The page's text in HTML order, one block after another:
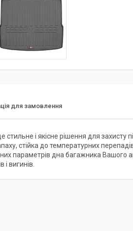
для замовлення
стильне і якісне рішення для
стійка до температурних
параметрів дна багажника Вашого
вигинів.